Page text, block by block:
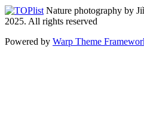
Nature photography by
2025. All rights reserved
Powered by Warp Theme